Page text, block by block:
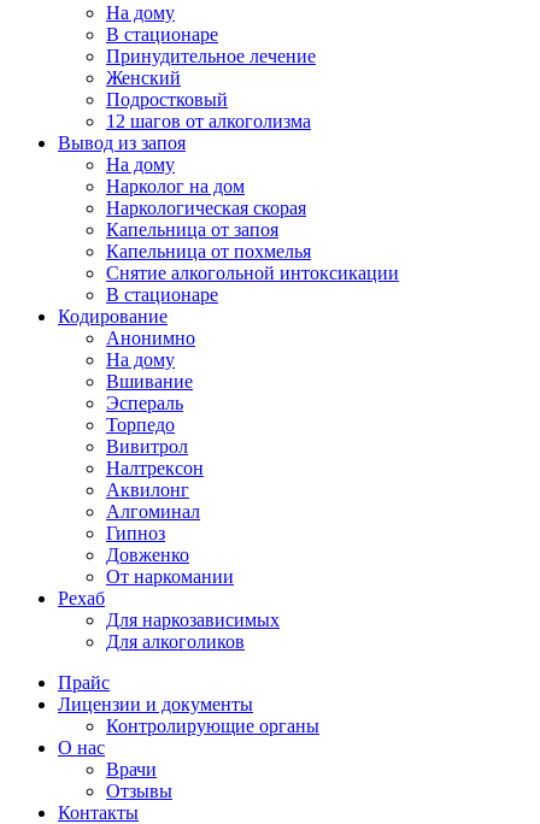
На дому
В стационаре
Принудительное лечение
Женский
Подростковый
12 шагов от алкоголизма
Вывод из запоя
На дому
Нарколог на дом
Наркологическая скорая
Капельница от запоя
Капельница от похмелья
Снятие алкогольной интоксикации
В стационаре
Кодирование
Анонимно
На дому
Вшивание
Эспераль
Торпедо
Вивитрол
Налтрексон
Аквилонг
Алгоминал
Гипноз
Довженко
От наркомании
Рехаб
Для наркозависимых
Для алкоголиков
Прайс
Лицензии и документы
Контролирующие органы
О нас
Врачи
Отзывы
Контакты